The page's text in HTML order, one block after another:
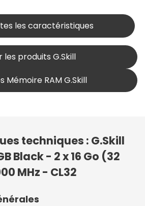
les caractéristiques
les produits G.Skill
Mémoire RAM G.Skill
techniques : G.Skill
Black - 2 x 16 Go (32
MHz - CL32